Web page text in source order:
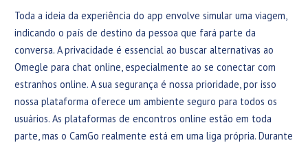
Toda a ideia da experiência do app envolve simular uma viagem,
indicando o país de destino da pessoa que fará parte da
conversa. A privacidade é essencial ao buscar alternativas ao
Omegle para chat online, especialmente ao se conectar com
estranhos online. A sua segurança é nossa prioridade, por isso
nossa plataforma oferece um ambiente seguro para todos os
usuários. As plataformas de encontros online estão em toda
parte, mas o CamGo realmente está em uma liga própria. Durante